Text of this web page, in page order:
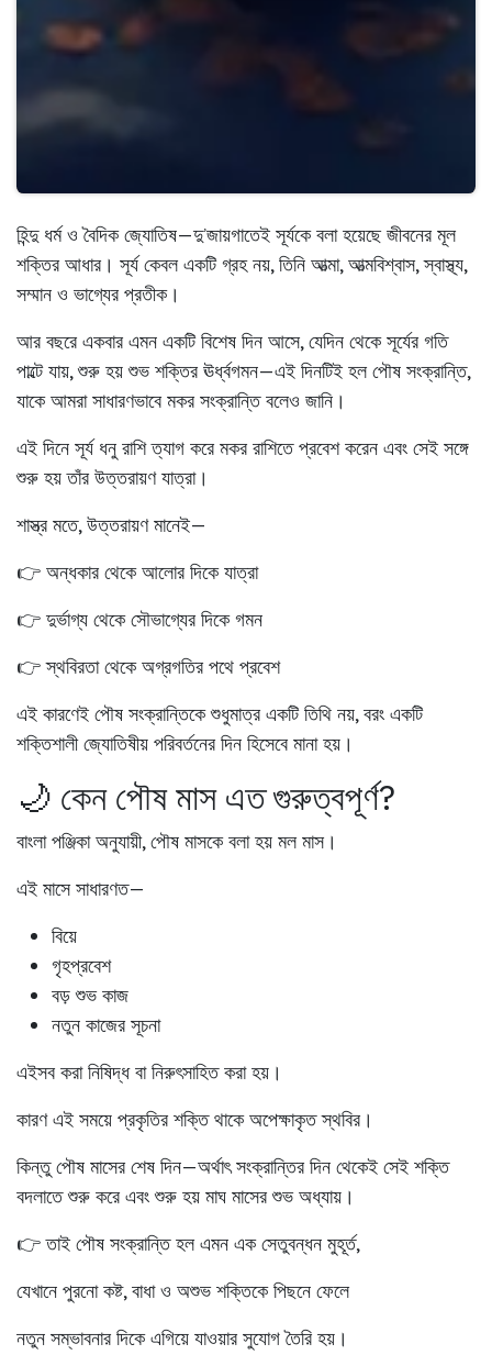
হিন্দু ধর্ম ও বৈদিক জ্যোতিষ—দু’জায়গাতেই সূর্যকে বলা হয়েছেজীবনের মূল
শক্তির আধার। সূর্য কেবল একটি গ্রহ নয়, তিনি আত্মা, আত্মবিশ্বাস, স্বাস্থ্য,
সম্মান ও ভাগ্যের প্রতীক।
আর বছরে একবার এমন একটি বিশেষ দিন আসে, যেদিন থেকে সূর্যের গতি
পাল্টে যায়, শুরু হয় শুভ শক্তির ঊর্ধ্বগমন—এই দিনটিই হলপৌষ সংক্রান্তি,
যাকে আমরা সাধারণভাবেমকর সংক্রান্তিবলেও জানি।
এই দিনে সূর্য ধনু রাশি ত্যাগ করেমকর রাশিতে প্রবেশ করেন এবং সেই সঙ্গে
শুরু হয় তাঁরউত্তরায়ণ যাত্রা।
শাস্ত্র মতে, উত্তরায়ণ মানেই—
👉 অন্ধকার থেকে আলোর দিকে যাত্রা
👉 দুর্ভাগ্য থেকে সৌভাগ্যের দিকে গমন
👉 স্থবিরতা থেকে অগ্রগতির পথে প্রবেশ
এই কারণেই পৌষ সংক্রান্তিকে শুধুমাত্র একটি তিথি নয়, বরং একটি
শক্তিশালী জ্যোতিষীয় পরিবর্তনের দিন হিসেবে মানা হয়।
🌙 কেন পৌষ মাস এত গুরুত্বপূর্ণ?
বাংলা পঞ্জিকা অনুযায়ী, পৌষ মাসকে বলা হয় মল মাস।
এই মাসে সাধারণত—
বিয়ে
গৃহপ্রবেশ
বড় শুভ কাজ
নতুন কাজের সূচনা
এইসব করা নিষিদ্ধ বা নিরুৎসাহিত করা হয়।
কারণ এই সময়ে প্রকৃতির শক্তি থাকে অপেক্ষাকৃত স্থবির।
কিন্তু পৌষ মাসের শেষ দিন—অর্থাৎসংক্রান্তির দিন থেকেই সেই শক্তি
বদলাতে শুরু করেএবং শুরু হয় মাঘ মাসের শুভ অধ্যায়।
👉 তাই পৌষ সংক্রান্তি হল এমন এক সেতুবন্ধন মুহূর্ত,
যেখানে পুরনো কষ্ট, বাধা ও অশুভ শক্তিকে পিছনে ফেলে
নতুন সম্ভাবনার দিকে এগিয়ে যাওয়ার সুযোগ তৈরি হয়।